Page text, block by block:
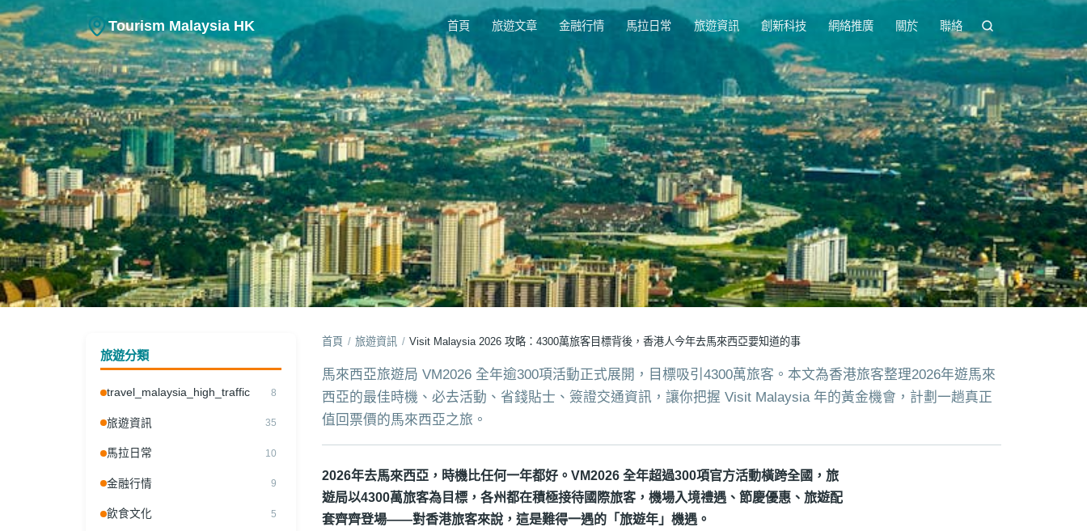
Tourism Malaysia HK 首頁 旅遊文章 金融行情 馬拉日常 旅遊資訊 創新科技 網絡推廣 關於 聯絡
Visit Malaysia 2026 攻略：4300萬旅客目標背後，香港人今年去馬來西
亞要知道的事
林雅詩
旅遊分類
travel_malaysia_high_traffic 8
旅遊資訊 35
馬拉日常 10
金融行情 9
飲食文化 5
首頁 / 旅遊資訊 / Visit Malaysia 2026 攻略：4300萬旅客目標背後，香港人今年去馬來西亞要知道的事
馬來西亞旅遊局 VM2026 全年逾300項活動正式展開，目標吸引4300萬旅客。本文為香港旅客整理2026年遊馬來
西亞的最佳時機、必去活動、省錢貼士、簽證交通資訊，讓你把握 Visit Malaysia 年的黃金機會，計劃一趟真正
值回票價的馬來西亞之旅。
2026年去馬來西亞，時機比任何一年都好。VM2026 全年超過300項官方活動橫跨全國，旅
遊局以4300萬旅客為目標，各州都在積極接待國際旅客，機場入境禮遇、節慶優惠、旅遊配
套齊齊登場——對香港旅客來說，這是難得一遇的「旅遊年」機遇。